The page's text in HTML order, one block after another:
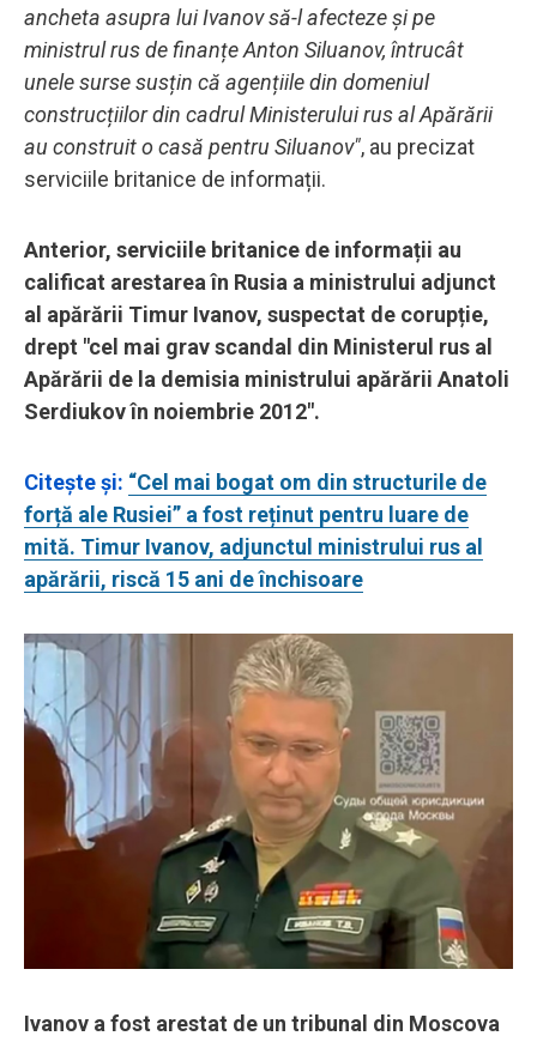
ancheta asupra lui Ivanov să-l afecteze și pe
ministrul rus de finanțe Anton Siluanov, întrucât
unele surse susțin că agențiile din domeniul
construcțiilor din cadrul Ministerului rus al Apărării
au construit o casă pentru Siluanov", au precizat
serviciile britanice de informații.
Anterior, serviciile britanice de informații au
calificat arestarea în Rusia a ministrului adjunct
al apărării Timur Ivanov, suspectat de corupție,
drept "cel mai grav scandal din Ministerul rus al
Apărării de la demisia ministrului apărării Anatoli
Serdiukov în noiembrie 2012".
Citeşte şi: “Cel mai bogat om din structurile de
forță ale Rusiei” a fost reținut pentru luare de
mită. Timur Ivanov, adjunctul ministrului rus al
apărării, riscă 15 ani de închisoare
Ivanov a fost arestat de un tribunal din Moscova